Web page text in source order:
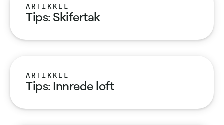
ARTIKKEL
Tips: Skifertak
ARTIKKEL
Tips: Innrede loft